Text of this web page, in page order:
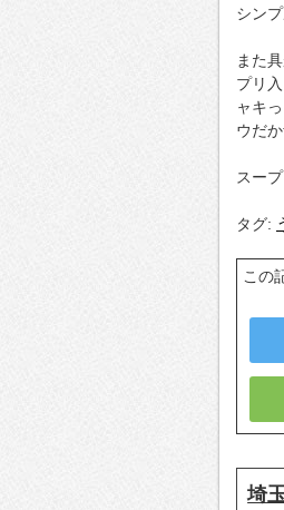
シン
また
プリ
ャキ
ウだ
スー
タグ:
この
埼